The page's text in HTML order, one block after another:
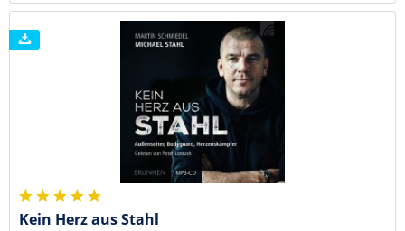
Kein Herz aus Stahl